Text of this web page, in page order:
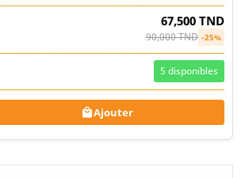
67,500 TND
90,000 TND -25%
5 disponibles
Ajouter